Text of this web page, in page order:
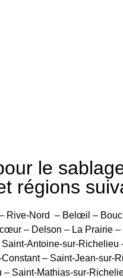
le
régions
Rive-Nord – Belœil –
– Delson – La Prairie
Antoine-sur-
– Saint-Jean-sur-
Saint-Mathias-sur-